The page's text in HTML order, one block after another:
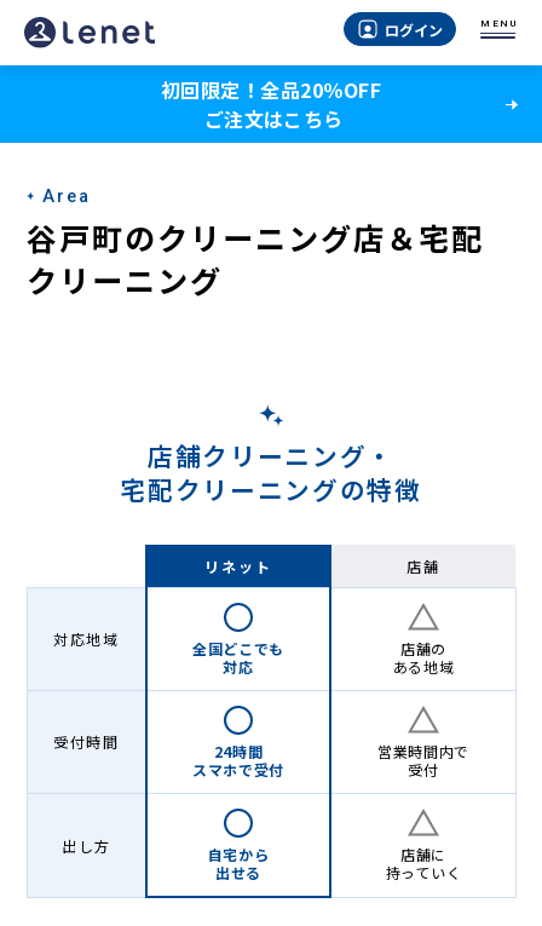
谷
戸
の
宅
配
ク
Lenet〈リ
ログイン MENU
初回限定！全品20％OFF
ご注文はこちら
Area
谷戸町のクリーニング店＆宅配
クリーニング
店舗クリーニング・
宅配クリーニングの特徴
リネット 店舗
対応地域
全国どこでも
対応
店舗の
ある地域
受付時間
24時間
スマホで受付
営業時間内で
受付
出し方
自宅から
出せる
店舗に
持っていく